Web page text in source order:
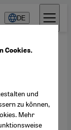
DE
Cookies.
und
zu können,
Mehr